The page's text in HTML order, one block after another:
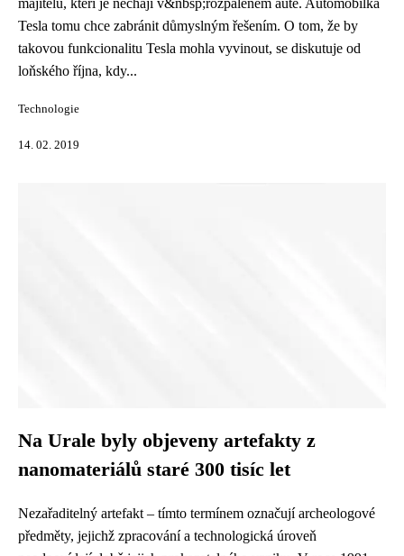
majitelů, kteří je nechají v&nbsp;rozpáleném autě. Automobilka
Tesla tomu chce zabránit důmyslným řešením. O tom, že by
takovou funkcionalitu Tesla mohla vyvinout, se diskutuje od
loňského října, kdy...
Technologie
14. 02. 2019
Na Urale byly objeveny artefakty z
nanomateriálů staré 300 tisíc let
Nezařaditelný artefakt – tímto termínem označují archeologové
předměty, jejichž zpracování a technologická úroveň